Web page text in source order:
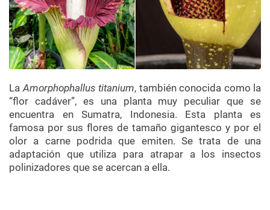
LaAmorphophallus titanium, también conocida como la
“flor cadáver”, es una planta muy peculiar que se
encuentra en Sumatra, Indonesia. Esta planta es
famosa por sus flores de tamaño gigantesco y por el
olor a carne podrida que emiten. Se trata de una
adaptación que utiliza para atrapar a los insectos
polinizadores que se acercan a ella.